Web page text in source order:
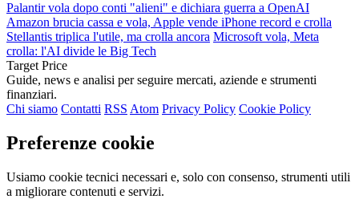
Palantir vola dopo conti "alieni" e dichiara guerra a OpenAI
Amazon brucia cassa e vola, Apple vende iPhone record e crolla
Stellantis triplica l'utile, ma crolla ancora Microsoft vola, Meta
crolla: l'AI divide le Big Tech
Target Price
Guide, news e analisi per seguire mercati, aziende e strumenti
finanziari.
Chi siamo Contatti RSS Atom Privacy Policy Cookie Policy
Preferenze cookie
Usiamo cookie tecnici necessari e, solo con consenso, strumenti utili
a migliorare contenuti e servizi.